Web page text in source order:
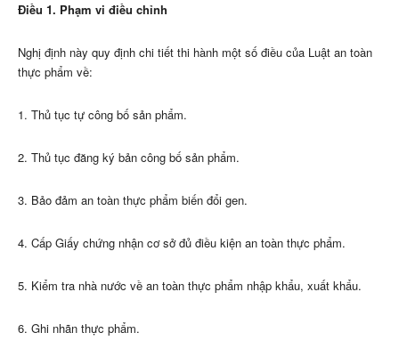
Điều 1. Phạm vi điều chỉnh
Nghị định này quy định chi tiết thi hành một số điều của Luật an toàn
thực phẩm về:
1. Thủ tục tự công bố sản phẩm.
2. Thủ tục đăng ký bản công bố sản phẩm.
3. Bảo đảm an toàn thực phẩm biến đổi gen.
4. Cấp Giấy chứng nhận cơ sở đủ điều kiện an toàn thực phẩm.
5. Kiểm tra nhà nước về an toàn thực phẩm nhập khẩu, xuất khẩu.
6. Ghi nhãn thực phẩm.